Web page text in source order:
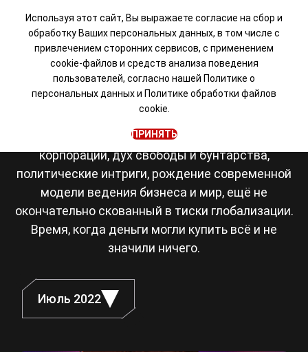
Визуальная новелла в
сеттинге Японии 80-х
музыки, становление транснациональных
корпораций, дух свободы и бунтарства,
политические интриги, рождение современной
модели ведения бизнеса и мир, ещё не
окончательно скованный в тиски глобализации.
Время, когда деньги могли купить всё и не
значили ничего.
Июль 2022
Используя этот сайт, Вы выражаете согласие на сбор и
обработку Ваших персональных данных, в том числе с
привлечением сторонних сервисов, с применением
cookie-файлов и средств анализа поведения
пользователей, согласно нашей Политике о
персональных данныхи Политике обработки файлов
cookie.
ПРИНЯТЬ